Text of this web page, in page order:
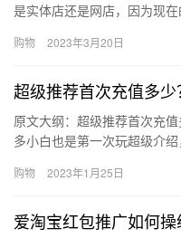
是实体店还是网店，因为现
握到网…
购物 2023年3月20日
超级推荐首次充值多
原文大纲：超级推荐首次充
多小白也是第一次玩超级介
级…
购物 2023年1月25日
爱淘宝红包推广如何